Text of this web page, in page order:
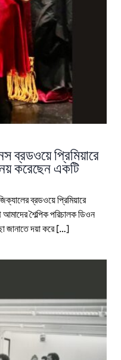
ব্রডওয়ে প্রিমিয়ারে
করেছেন একটি
ব্রডওয়ে প্রিমিয়ারে
আমাদের শৈল্পিক পরিচালক ডিওন
জানাতে দয়া করে […]